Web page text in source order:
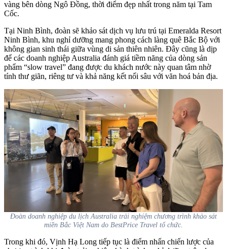
vàng bên dòng Ngô Đồng, thời điểm đẹp nhất trong năm tại Tam
Cốc.
Tại Ninh Bình, đoàn sẽ khảo sát dịch vụ lưu trú tại Emeralda Resort
Ninh Bình, khu nghỉ dưỡng mang phong cách làng quê Bắc Bộ với
không gian sinh thái giữa vùng di sản thiên nhiên. Đây cũng là dịp
để các doanh nghiệp Australia đánh giá tiềm năng của dòng sản
phẩm “slow travel” đang được du khách nước này quan tâm nhờ
tính thư giãn, riêng tư và khả năng kết nối sâu với văn hoá bản địa.
Đoàn doanh nghiệp du lịch Australia trải nghiệm chương trình khảo sát
miền Bắc Việt Nam do BestPrice Travel tổ chức.
Trong khi đó, Vịnh Hạ Long tiếp tục là điểm nhấn chiến lược của